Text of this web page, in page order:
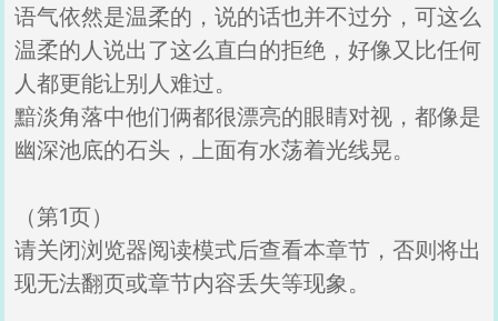
语气依然是温柔的，说的话也并不过分，可这么
温柔的人说出了这么直白的拒绝，好像又比任何
人都更能让别人难过。
黯淡角落中他们俩都很漂亮的眼睛对视，都像是
幽深池底的石头，上面有水荡着光线晃。
（第1页）
请关闭浏览器阅读模式后查看本章节，否则将出
现无法翻页或章节内容丢失等现象。